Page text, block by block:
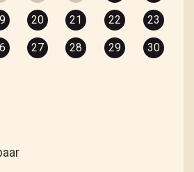
20 21 22 23
27 28 29 30